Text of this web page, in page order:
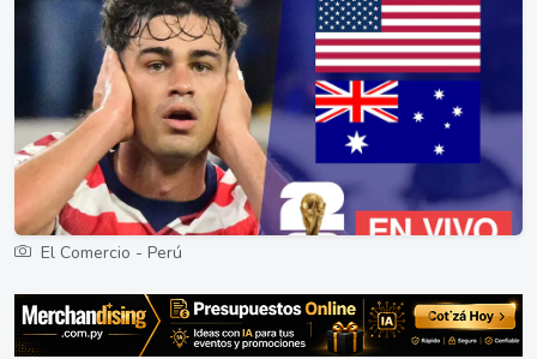
El Comercio - Perú